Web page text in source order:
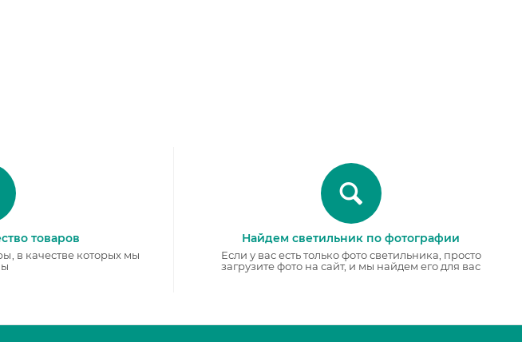
товаров
в качестве которых мы
Найдем светильник по фотографии
Если у вас есть только фото светильника, просто
загрузите фото на сайт, и мы найдем его для вас